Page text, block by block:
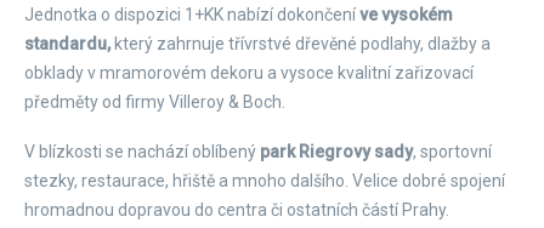
Jednotka o dispozici 1+KK nabízí dokončeníve vysokém
standardu,který zahrnuje třívrstvé dřevěné podlahy, dlažby a
obklady v mramorovém dekoru a vysoce kvalitní zařizovací
předměty od firmy Villeroy & Boch.
V blízkosti se nachází oblíbený park Riegrovy sady, sportovní
stezky, restaurace, hřiště a mnoho dalšího. Velice dobré spojení
hromadnou dopravou do centra či ostatních částí Prahy.